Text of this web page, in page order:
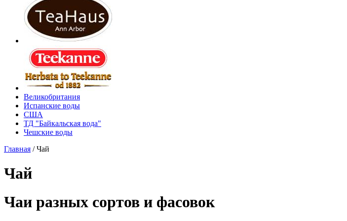
Великобритания
Испанские воды
США
ТД "Байкальская вода"
Чешские воды
Главная /Чай
Чай
Чаи разных сортов и фасовок